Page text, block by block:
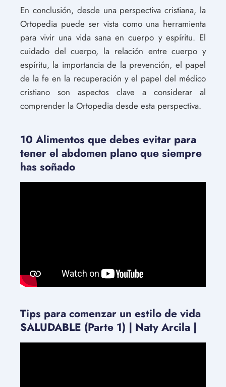
En conclusión, desde una perspectiva cristiana, la
Ortopedia puede ser vista como una herramienta
para vivir una vida sana en cuerpo y espíritu. El
cuidado del cuerpo, la relación entre cuerpo y
espíritu, la importancia de la prevención, el papel
de la fe en la recuperación y el papel del médico
cristiano son aspectos clave a considerar al
comprender la Ortopedia desde esta perspectiva.
10 Alimentos que debes evitar para
tener el abdomen plano que siempre
has soñado
Tips para comenzar un estilo de vida
SALUDABLE (Parte 1) | Naty Arcila |